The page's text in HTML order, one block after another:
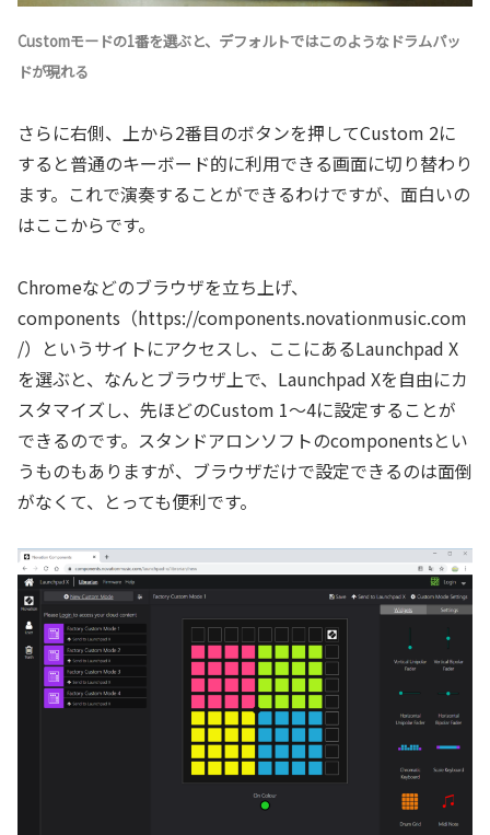
Customモードの1番を選ぶと、デフォルトではこのようなドラムパッ
ドが現れる
さらに右側、上から2番目のボタンを押してCustom 2に
すると普通のキーボード的に利用できる画面に切り替わり
ます。これで演奏することができるわけですが、面白いの
はここからです。
Chromeなどのブラウザを立ち上げ、
components（https://components.novationmusic.com
/）というサイトにアクセスし、ここにあるLaunchpad X
を選ぶと、なんとブラウザ上で、Launchpad Xを自由にカ
スタマイズし、先ほどのCustom 1～4に設定することが
できるのです。スタンドアロンソフトのcomponentsとい
うものもありますが、ブラウザだけで設定できるのは面倒
がなくて、とっても便利です。